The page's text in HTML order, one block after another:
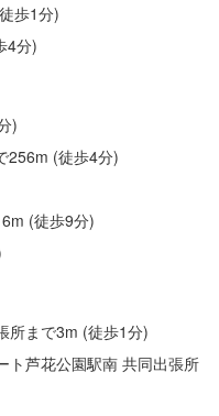
歩1分)
4分)
)
256m (徒歩4分)
(徒歩9分)
所まで3m (徒歩1分)
ト芦花公園駅南 共同出張所